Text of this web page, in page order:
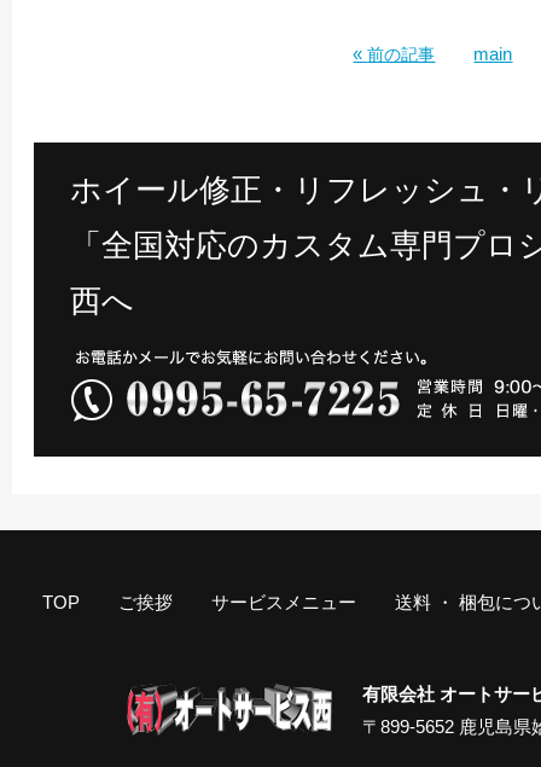
«前の記事 main
ホイール修正・リフレッシュ・
「全国対応のカスタム専門プ
西へ
TOP ご挨拶 サービスメニュー 送料 ・ 梱包につ
有限会社 オートサー
〒899-5652 鹿児島